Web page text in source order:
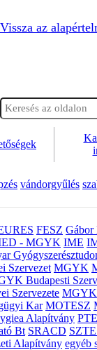
Vissza az
vándorgyűlés
FESZ Gábor
- MGYK IME
Szervezet MGYK
Budapesti
Szervezete MGYK
Kar MOTESZ
Alapítvány
Bt SRACD
Alapítvány egyéb